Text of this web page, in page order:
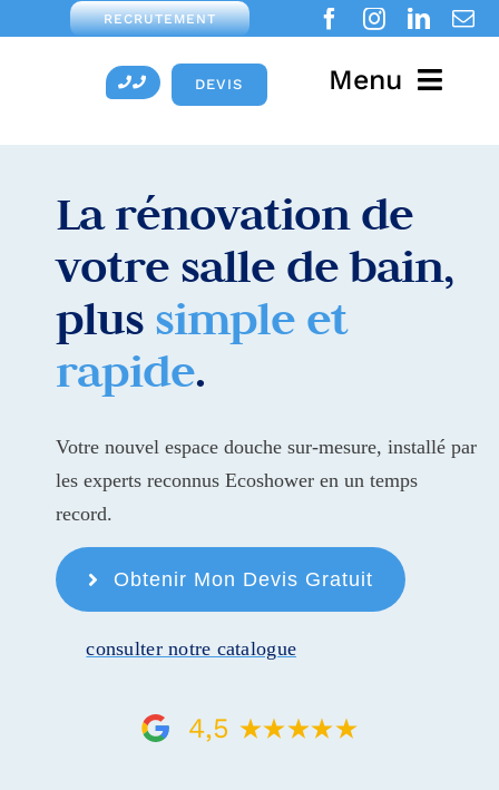
RECRUTEMENT
Menu
Rénovation salle de
Douche Senior
Blog
Réalisations
Aides et
DEVIS
La rénovation de
votre salle de bain,
plus simple et
rapide.
Votre nouvel espace douche sur-mesure, installé par
les experts reconnus Ecoshower en un temps
record.
Obtenir Mon Devis Gratuit
consulter notre catalogue
4,5